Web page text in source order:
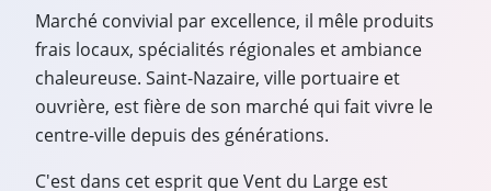
Marché convivial par excellence, il mêle produits
frais locaux, spécialités régionales et ambiance
chaleureuse. Saint-Nazaire, ville portuaire et
ouvrière, est fière de son marché qui fait vivre le
centre-ville depuis des générations.
C'est dans cet esprit que Vent du Large est